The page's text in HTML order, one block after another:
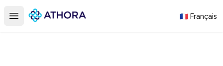
Open main menu
Athora 🇫🇷 Français